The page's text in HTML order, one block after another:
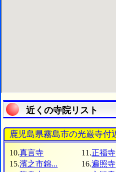
近くの寺院リスト
鹿児島県霧島市の光巌寺付
10.真言寺 11.正福寺
15.濱之市錦... 16.遍照寺